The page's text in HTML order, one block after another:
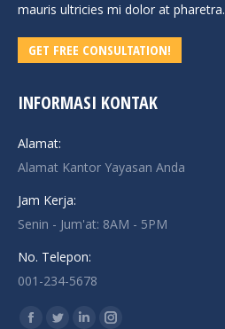
mauris ultricies mi dolor at pharetra.
GET FREE CONSULTATION!
INFORMASI KONTAK
Alamat:
Alamat Kantor Yayasan Anda
Jam Kerja:
Senin - Jum'at: 8AM - 5PM
No. Telepon:
001-234-5678
Find us on: